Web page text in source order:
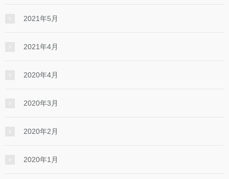
2021年5月
2021年4月
2020年4月
2020年3月
2020年2月
2020年1月